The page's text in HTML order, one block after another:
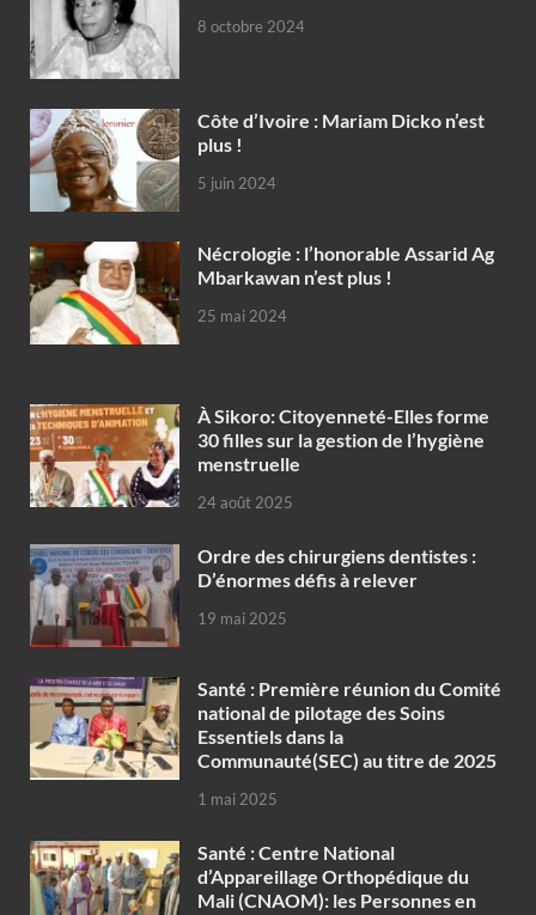
8 octobre 2024
Côte d’Ivoire : Mariam Dicko n’est
plus !
5 juin 2024
Nécrologie : l’honorable Assarid Ag
Mbarkawan n’est plus !
25 mai 2024
À Sikoro: Citoyenneté-Elles forme
30 filles sur la gestion de l’hygiène
menstruelle
24 août 2025
Ordre des chirurgiens dentistes :
D’énormes défis à relever
19 mai 2025
Santé : Première réunion du Comité
national de pilotage des Soins
Essentiels dans la
Communauté(SEC) au titre de 2025
1 mai 2025
Santé : Centre National
d’Appareillage Orthopédique du
Mali (CNAOM): les Personnes en